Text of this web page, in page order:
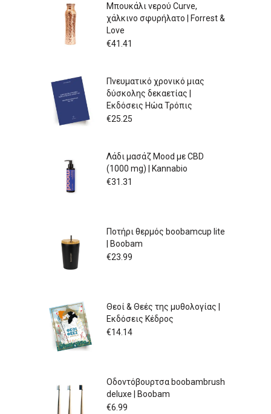
Μπουκάλι νερού Curve,
χάλκινο σφυρήλατο | Forrest &
Love
€41.41
Πνευματικό χρονικό μιας
δύσκολης δεκαετίας |
Εκδόσεις Ηώα Τρόπις
€25.25
Λάδι μασάζ Mood με CBD
(1000 mg) | Kannabio
€31.31
Ποτήρι θερμός boobamcup lite
| Boobam
€23.99
Θεοί & Θεές της μυθολογίας |
Εκδόσεις Κέδρος
€14.14
Οδοντόβουρτσα boobambrush
deluxe | Boobam
€6.99